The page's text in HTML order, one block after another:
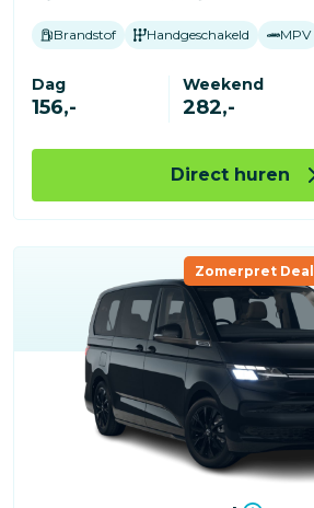
Brandstof Handgeschakeld MPV
Dag
156,-
Weekend
282,-
Direct huren
Zomerpret